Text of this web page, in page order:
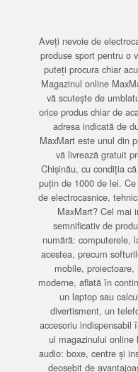
Aveți nevoie de
produse sport pentru o
puteți procura chiar
Magazinul online
vă scutește de
orice produs chiar de
adresa indicată de
MaxMart este unul din
vă livrează gratuit
Chișinău, cu condiția
puțin de 1000 de lei.
de electrocasnice,
MaxMart? Cel mai
semnificativ de
numără: computerele,
acestea, precum
mobile,
moderne, aflată în
un laptop sau
divertisment, un
accesoriu indispensabil
ul magazinului
audio: boxe, centre și
deosebit de